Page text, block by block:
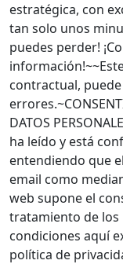
estratégica, con
tan solo unos
puedes perder!
contractual,
DATOS
ha leído y está
entendiendo que
email como
web supone el
tratamiento de los
condiciones aquí
política de